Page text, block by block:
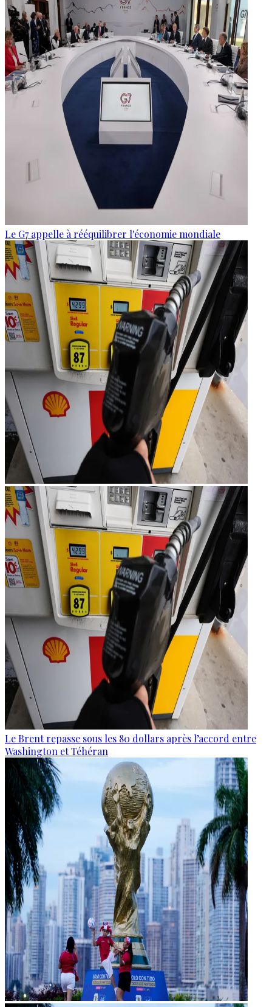
Le G7 appelle à rééquilibrer l'économie mondiale
Le Brent repasse sous les 80 dollars après l’accord entre
Washington et Téhéran